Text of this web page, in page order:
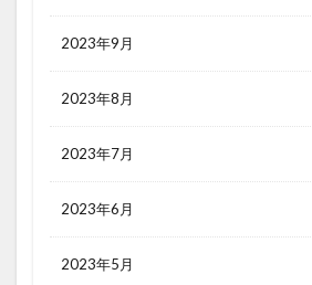
2023年9月
2023年8月
2023年7月
2023年6月
2023年5月